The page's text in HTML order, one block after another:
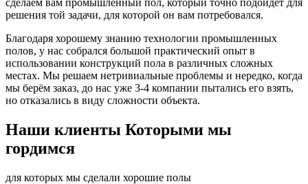
решения той задачи, для которой он вам потребовался.
Благодаря хорошему знанию технологии промышленных
полов, у нас собрался большой практический опыт в
использовании конструкций пола в различных сложных
местах. Мы решаем нетривиальные проблемы и нередко, когда
мы берём заказ, до нас уже 3-4 компании пытались его взять,
но отказались в виду сложности объекта.
Наши клиенты Которыми мы
гордимся
для которых мы сделали хорошие полы